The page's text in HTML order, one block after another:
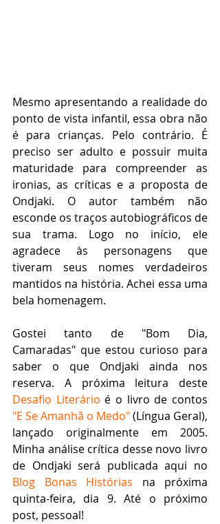
Mesmo apresentando a realidade do
ponto de vista infantil, essa obra não
é para crianças. Pelo contrário. É
preciso ser adulto e possuir muita
maturidade para compreender as
ironias, as críticas e a proposta de
Ondjaki. O autor também não
esconde os traços autobiográficos de
sua trama. Logo no início, ele
agradece às personagens que
tiveram seus nomes verdadeiros
mantidos na história. Achei essa uma
bela homenagem.
Gostei tanto de "Bom Dia,
Camaradas" que estou curioso para
saber o que Ondjaki ainda nos
Desafio Literário
"E Se Amanhã o Medo" (Língua Geral),
lançado originalmente em 2005.
Minha análise crítica desse novo livro
Blog Bonas Histórias na próxima
quinta-feira, dia 9. Até o próximo
post, pessoal!